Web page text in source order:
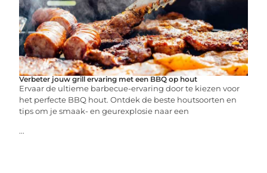
Verbeter jouw grill ervaring met een BBQ op hout
Ervaar de ultieme barbecue-ervaring door te kiezen voor
het perfecte BBQ hout. Ontdek de beste houtsoorten en
tips om je smaak- en geurexplosie naar een
...